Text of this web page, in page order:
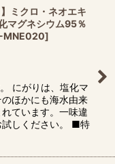
ミクロ・ネオエキ
マグネシウム95％
MNE020]
にがりは、塩化マ
ほかにも海水由来
ています。一味違
試しください。 ■特